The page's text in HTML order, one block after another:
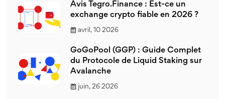
Avis Tegro.Finance : Est-ce un
exchange crypto fiable en 2026 ?
avril, 10 2026
GoGoPool (GGP) : Guide Complet
du Protocole de Liquid Staking sur
Avalanche
juin, 26 2026